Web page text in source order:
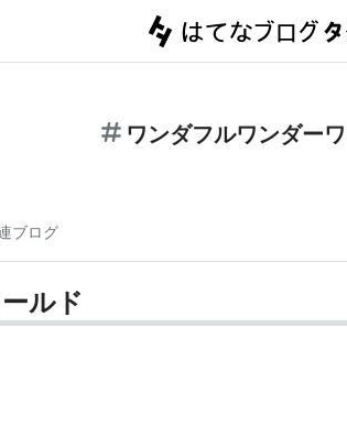
ワンダフルワンダー
ブログ
ルド